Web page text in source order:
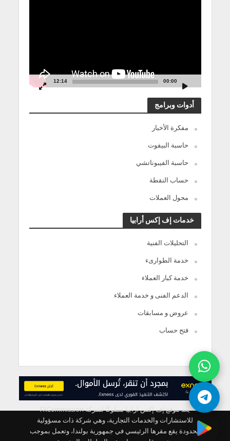
00:00
12:14
أدوات وبرامج
مفكرة الأخبار
حاسبة البيفوت
حاسبة الفيبوناتشي
حساب النقطة
محول العملات
خدمات إف إكس أرابيا
التحليلات الفنية
خدمة الطوارىء
خدمة كبار العملاء
الدعم الفنى و خدمة العملاء
عروض و مسابقات
فتح حساب
يعد موقع إف إكس ارابيا مملوكًا لشركة FXCommission
للاستشارات والخدمات التجارية، وهي شركة ذات مسؤولية
محدودة يقع مقرها الرئيسي في جمهورية بولندا، وتعمل بموجب